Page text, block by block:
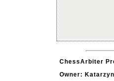
ChessArbiter
Owner: